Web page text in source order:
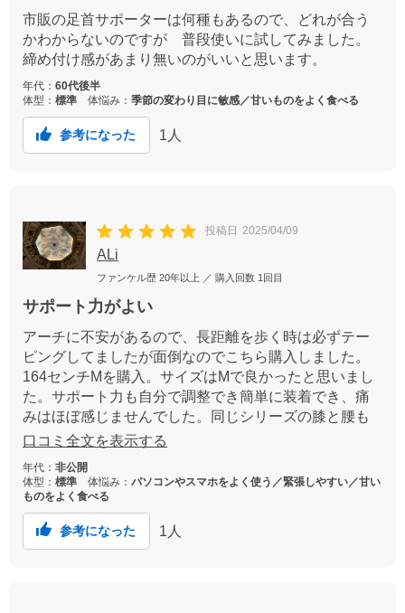
市販の足首サポーターは何種もあるので、どれが合う
かわからないのですが 普段使いに試してみました。
締め付け感があまり無いのがいいと思います。
年代： 60代後半
体型： 標準 体悩み： 季節の変わり目に敏感／甘いものをよく食べる
参考になった 1 人
投稿日 2025/04/09
ALi
ファンケル歴 20年以上 ／ 購入回数 1回目
サポート力がよい
アーチに不安があるので、長距離を歩く時は必ずテー
ピングしてましたが面倒なのでこちら購入しました。
164センチMを購入。サイズはMで良かったと思いまし
た。サポート力も自分で調整でき簡単に装着でき、痛
みはほぼ感じませんでした。同じシリーズの膝と腰も
購入したいです。
口コミ全文を表示する
年代： 非公開
体型： 標準 体悩み： パソコンやスマホをよく使う／緊張しやすい／甘い
ものをよく食べる
参考になった 1 人